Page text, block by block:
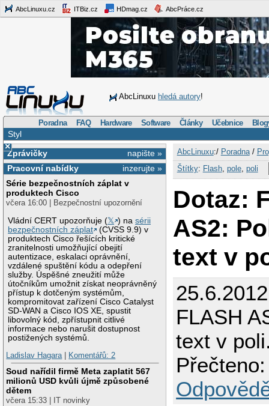
AbcLinuxu.cz ITBiz.cz HDmag.cz AbcPráce.cz
AbcLinuxu hledá autory!
Poradna FAQ Hardware Software Články Učebnice
Styl
×
napište »
Zprávičky
inzerujte »
Pracovní nabídky
Série bezpečnostních záplat v
produktech Cisco
včera 16:00 | Bezpečnostní upozornění
Vládní CERT upozorňuje (𝕏 ) nasérii
bezpečnostních záplat
(CVSS 9.9) v
produktech Cisco řešících kritické
zranitelnosti umožňující obejití
autentizace, eskalaci oprávnění,
vzdálené spuštění kódu a odepření
služby. Úspěšné zneužití může
útočníkům umožnit získat neoprávněný
přístup k dotčeným systémům,
kompromitovat zařízení Cisco Catalyst
SD-WAN a Cisco IOS XE, spustit
libovolný kód, zpřístupnit citlivé
informace nebo narušit dostupnost
postižených systémů.
Ladislav Hagara| Komentářů: 2
Soud nařídil firmě Meta zaplatit 567
milionů USD kvůli újmě způsobené
dětem
včera 15:33 | IT novinky
AbcLinuxu:/ Poradna/
Štítky: Flash, pole, poli
Dotaz:
AS2:
text v
FLASH
text v